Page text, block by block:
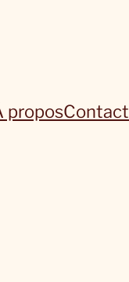
proposContact